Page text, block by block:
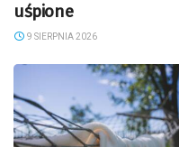
uśpione
9 SIERPNIA 2026